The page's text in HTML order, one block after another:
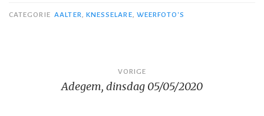
CATEGORIE AALTER, KNESSELARE, WEERFOTO'S
navigatie
VORIGE
Adegem, dinsdag 05/05/2020